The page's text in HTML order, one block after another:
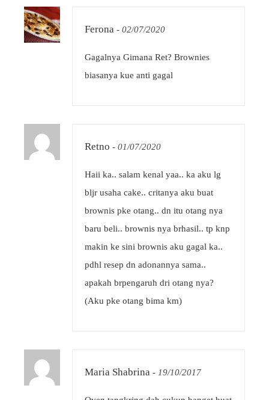
Ferona - 02/07/2020
Gagalnya Gimana Ret? Brownies
biasanya kue anti gagal
Retno - 01/07/2020
Haii ka.. salam kenal yaa.. ka aku lg
bljr usaha cake.. critanya aku buat
brownis pke otang.. dn itu otang nya
baru beli.. brownis nya brhasil.. tp knp
makin ke sini brownis aku gagal ka..
pdhl resep dn adonannya sama..
apakah brpengaruh dri otang nya?
(Aku pke otang bima km)
Maria Shabrina - 19/10/2017